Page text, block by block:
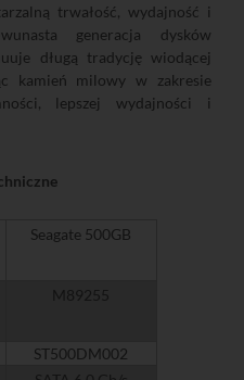
trwałość, wydajność i
generacja dysków
długą tradycję wiodącej
kamień milowy w zakresie
lepszej wydajności i
Seagate 500GB
M89255
ST500DM002